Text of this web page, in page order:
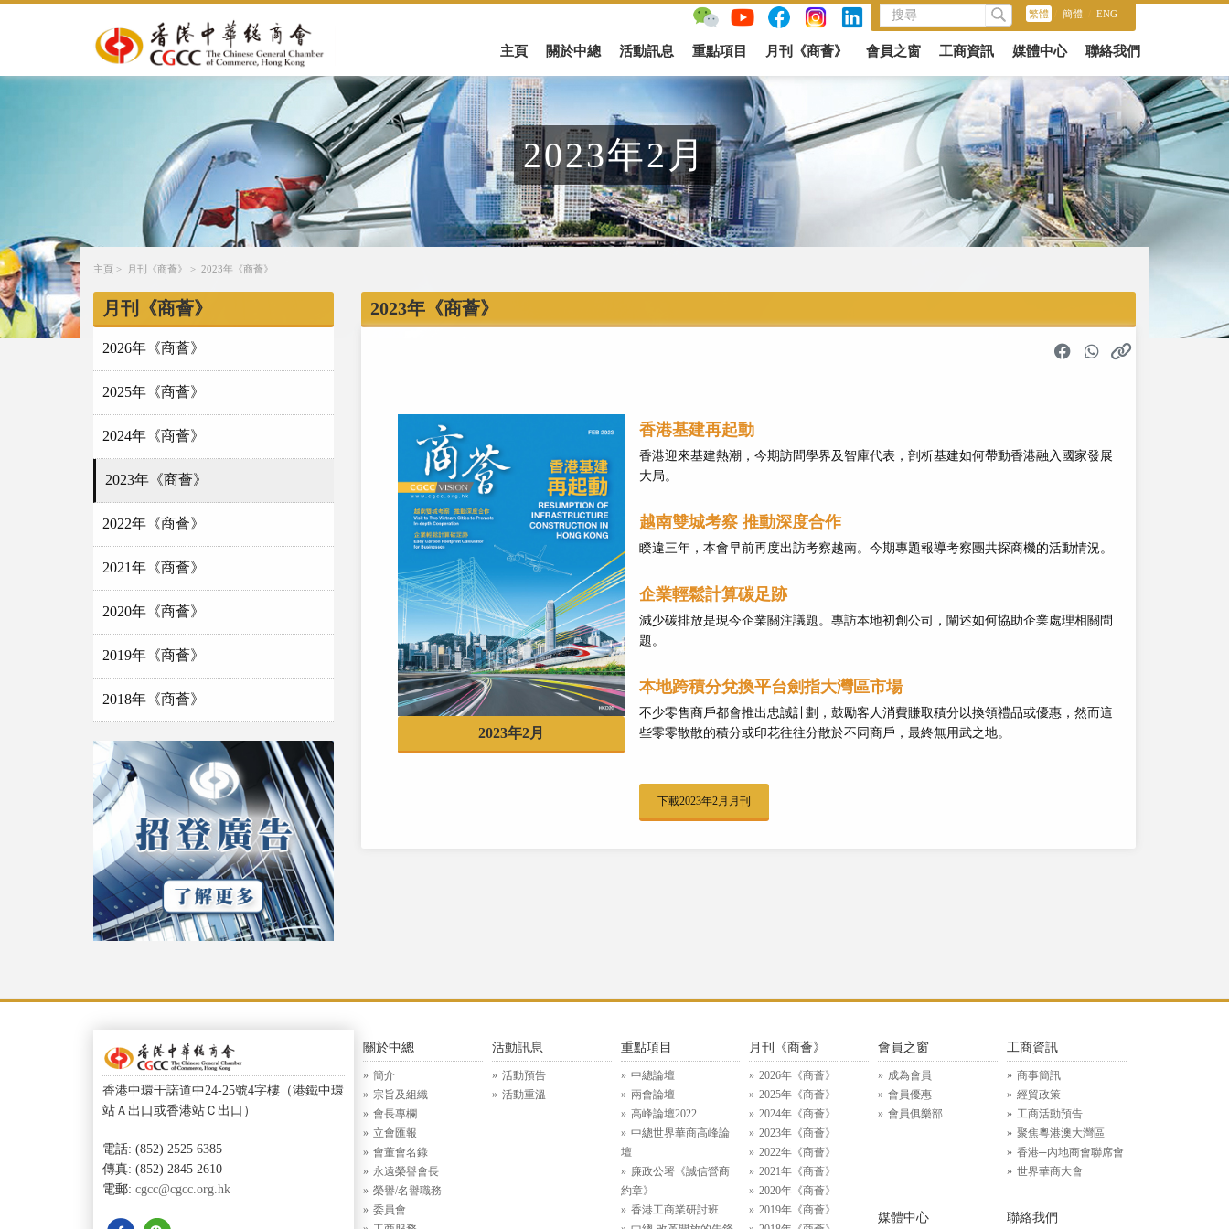
繁體 簡體 ENG
主頁 關於中總 活動訊息 重點項目 月刊《商薈》 會員之窗 工商資訊 媒體中心 聯絡我們
2023年2月
主頁 > 月刊《商薈》 > 2023年《商薈》
月刊《商薈》
2026年《商薈》
2025年《商薈》
2024年《商薈》
2023年《商薈》
2022年《商薈》
2021年《商薈》
2020年《商薈》
2019年《商薈》
2018年《商薈》
2023年《商薈》
2023年2月
香港基建再起動
香港迎來基建熱潮，今期訪問學界及智庫代表，剖析基建如何帶動香港融入國家發展
大局。
越南雙城考察 推動深度合作
睽違三年，本會早前再度出訪考察越南。今期專題報導考察團共探商機的活動情況。
企業輕鬆計算碳足跡
減少碳排放是現今企業關注議題。專訪本地初創公司，闡述如何協助企業處理相關問
題。
本地跨積分兌換平台劍指大灣區市場
不少零售商戶都會推出忠誠計劃，鼓勵客人消費賺取積分以換領禮品或優惠，然而這
些零零散散的積分或印花往往分散於不同商戶，最終無用武之地。
下載2023年2月月刊
香港中環干諾道中24-25號4字樓（港鐵中環
站Ａ出口或香港站Ｃ出口）
電話: (852) 2525 6385
傳真: (852) 2845 2610
電郵: cgcc@cgcc.org.hk
關於中總
簡介
宗旨及組織
會長專欄
立會匯報
會董會名錄
永遠榮譽會長
榮譽/名譽職務
委員會
活動訊息
活動預告
活動重溫
重點項目
中總論壇
兩會論壇
高峰論壇2022
中總世界華商高峰論
壇
廉政公署《誠信營商
約章》
香港工商業研討班
月刊《商薈》
2026年《商薈》
2025年《商薈》
2024年《商薈》
2023年《商薈》
2022年《商薈》
2021年《商薈》
2020年《商薈》
2019年《商薈》
會員之窗
成為會員
會員優惠
會員俱樂部
工商資訊
商事簡訊
經貿政策
工商活動預告
聚焦粵港澳大灣區
香港─內地商會聯席會
世界華商大會
媒體中心 聯絡我們